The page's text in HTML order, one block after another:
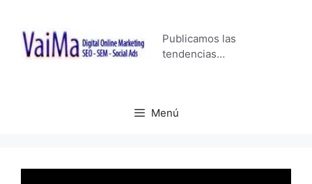
contenido
Publicamos las
tendencias…
Menú